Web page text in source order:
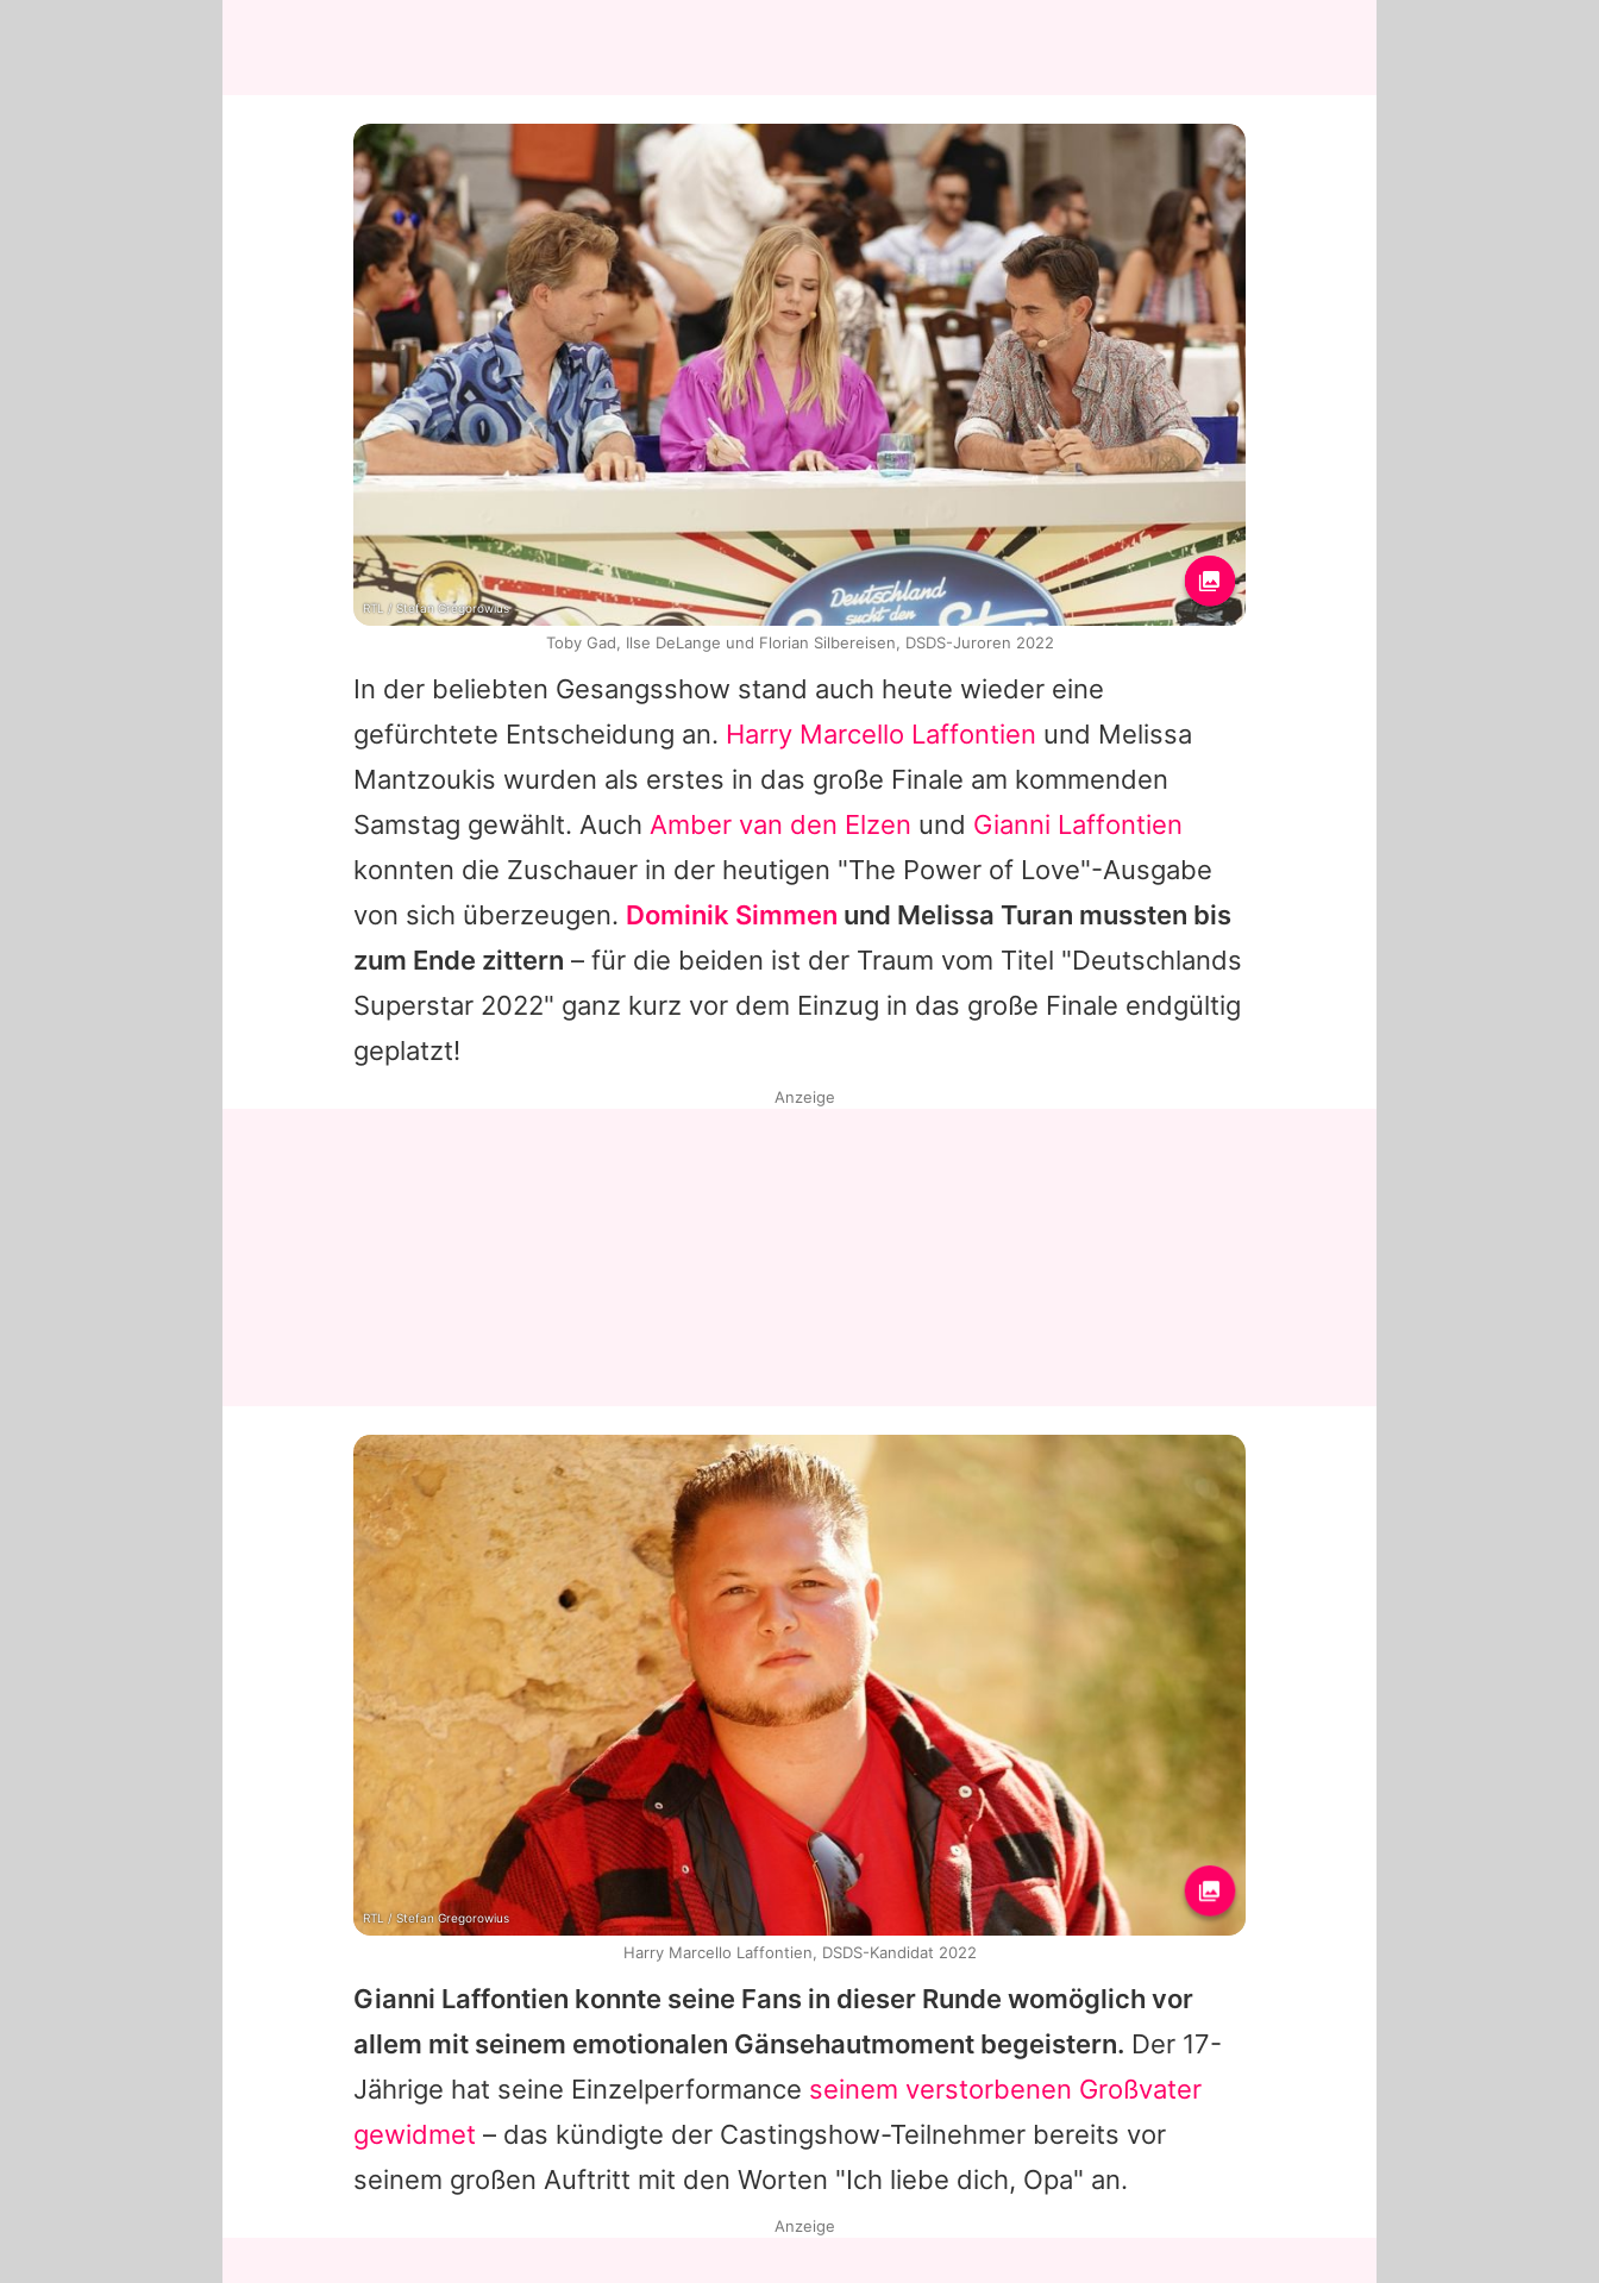
In der beliebten Gesangsshow stand auch heute wieder eine
gefürchtete Entscheidung an. Harry Marcello Laffontien und Melissa
Mantzoukis wurden als erstes in das große Finale am kommenden
Samstag gewählt. Auch Amber van den Elzen und Gianni Laffontien
konnten die Zuschauer in der heutigen "The Power of Love"-Ausgabe
von sich überzeugen. Dominik Simmen und Melissa Turan mussten bis
zum Ende zittern – für die beiden ist der Traum vom Titel "Deutschlands
Superstar 2022" ganz kurz vor dem Einzug in das große Finale endgültig
geplatzt!
Gianni Laffontien konnte seine Fans in dieser Runde womöglich vor
allem mit seinem emotionalen Gänsehautmoment begeistern. Der 17-
Jährige hat seine Einzelperformance seinem verstorbenen Großvater
gewidmet – das kündigte der Castingshow-Teilnehmer bereits vor
seinem großen Auftritt mit den Worten "Ich liebe dich, Opa" an.
RTL / Stefan Gregorowius
Toby Gad, Ilse DeLange und Florian Silbereisen, DSDS-Juroren 2022
Anzeige
RTL / Stefan Gregorowius
Harry Marcello Laffontien, DSDS-Kandidat 2022
Anzeige